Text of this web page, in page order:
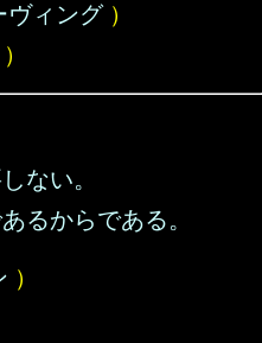
ヴィング）
）
ない。
るからである。
）